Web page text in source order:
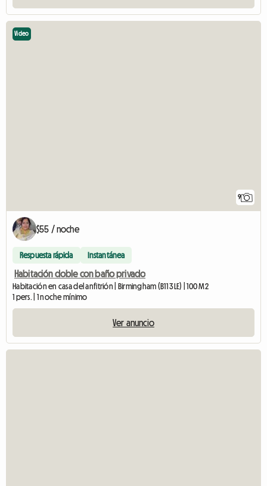
9
Video
$55 / noche
Respuesta rápida Instantánea
Habitación doble con baño privado
Habitación en casa del anfitrión | Birmingham (B11 3LE) | 100 M2
1 pers. | 1 noche mínimo
Ver anuncio